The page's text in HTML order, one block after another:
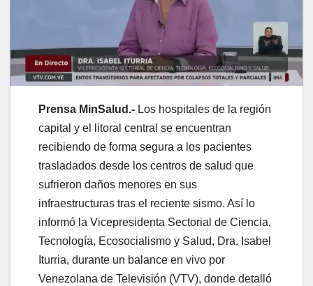
Prensa MinSalud.- Los hospitales de la región
capital y el litoral central se encuentran
recibiendo de forma segura a los pacientes
trasladados desde los centros de salud que
sufrieron daños menores en sus
infraestructuras tras el reciente sismo. Así lo
informó la Vicepresidenta Sectorial de Ciencia,
Tecnología, Ecosocialismo y Salud, Dra. Isabel
Iturria, durante un balance en vivo por
Venezolana de Televisión (VTV), donde detalló